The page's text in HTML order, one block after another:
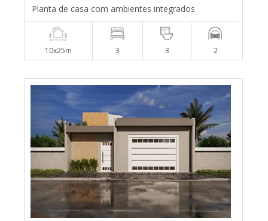
Planta de casa com ambientes integrados
10x25m 3 3 2